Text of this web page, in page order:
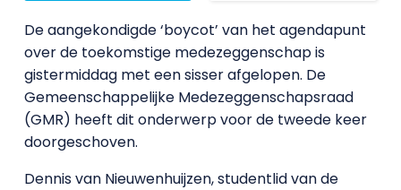
De aangekondigde ‘boycot’ van het agendapunt
over de toekomstige medezeggenschap is
gistermiddag met een sisser afgelopen. De
Gemeenschappelijke Medezeggenschapsraad
(GMR) heeft dit onderwerp voor de tweede keer
doorgeschoven.
Dennis van Nieuwenhuijzen, studentlid van de